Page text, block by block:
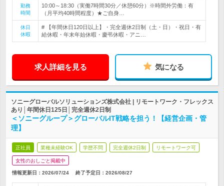
勤務
時間
10:00～18:30（実働7時間30分／休憩60分）※時間外労働：有
（月平均40時間程度）★ご自身…
休日
休暇
# 【年間休日120日以上】・完全週休2日制（土・日）・祝日・有
給休暇・年末年始休暇・慶弔休暇・アニ…
求人詳細を見る 気になる
ソニーグローバルソリューションズ株式会社 | リモートワーク・フレックス
あり│年間休日125日│完全週休2日制
＜ソニーグループ＞グローバルIT戦略を担う！【経営企画・管
理】
正社員 業種未経験OK 学歴不問 完全週休2日制 リモートワーク可
女性のおしごと掲載中
情報更新日：2026/07/24 終了予定日： 2026/08/27